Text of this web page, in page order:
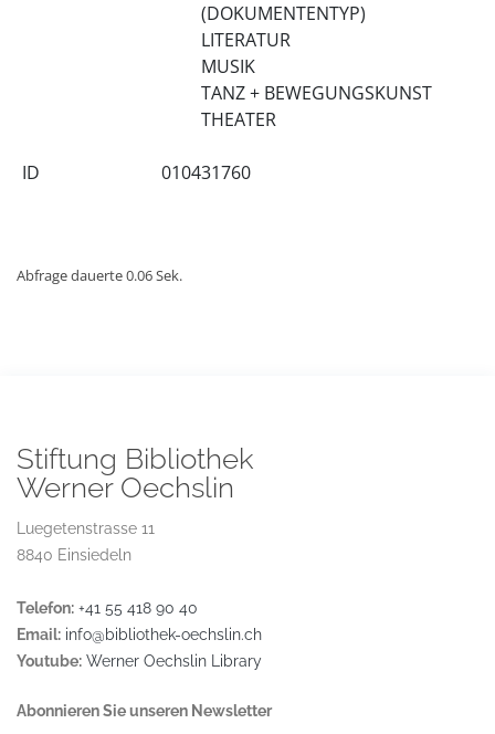
(DOKUMENTENTYP)
LITERATUR
MUSIK
TANZ + BEWEGUNGSKUNST
THEATER
ID 010431760
Abfrage dauerte 0.06 Sek.
Stiftung Bibliothek
Werner Oechslin
Luegetenstrasse 11
8840 Einsiedeln
Telefon: +41 55 418 90 40
Email: info@bibliothek-oechslin.ch
Youtube: Werner Oechslin Library
Abonnieren Sie unseren Newsletter